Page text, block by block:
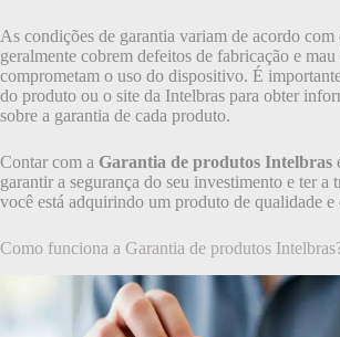
As condições de garantia variam de acordo
geralmente cobrem defeitos de fabricação e
comprometam o uso do dispositivo. É
do produto ou o site da Intelbras para obter
sobre a garantia de cada produto.
Contar com a Garantia de produtos Intelbras
garantir a segurança do seu investimento e ter a
você está adquirindo um produto de qualidade e
Como funciona a Garantia de produtos